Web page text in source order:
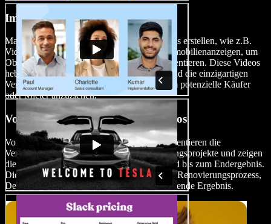
Immobilien-Marketing-Videos
Makler können Immobilien-Marketing-Videos erstellen, wie z.B.
Videos von offenen Besichtigungen oder Immobilienanzeigen, um
Objekte zum Verkauf oder zur Miete zu präsentieren. Diese Videos
heben wichtige Merkmale, die Umgebung und die einzigartigen
Verkaufsargumente der Immobilie hervor, um potenzielle Käufer
oder Mieter anzuziehen.
Vorher-Nachher-Renovierungsvideos
Vorher-Nachher-Renovierungsvideos dokumentieren die
Verwandlung von Räumen durch Renovierungsprojekte und zeigen
die Entwicklung vom ursprünglichen Zustand bis zum Endergebnis.
Diese Videos beinhalten oft Einblicke in den Renovierungsprozess,
Designentscheidungen und das zufriedenstellende Ergebnis.